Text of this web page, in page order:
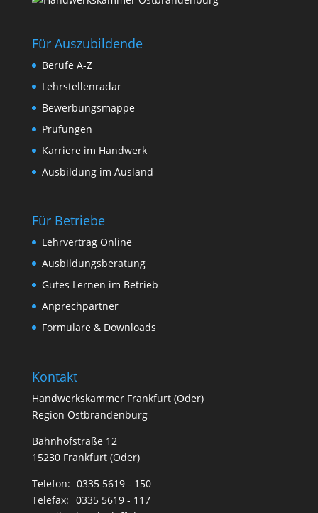
Für Auszubildende
Berufe A-Z
Lehrstellenradar
Bewerbungsmappe
Prüfungen
Karriere im Handwerk
Ausbildung im Ausland
Für Betriebe
Lehrvertrag Online
Ausbildungsberatung
Gutes Lernen im Betrieb
Anprechpartner
Formulare & Downloads
Kontakt
Handwerkskammer Frankfurt (Oder)
Region Ostbrandenburg
Bahnhofstraße 12
15230 Frankfurt (Oder)
Telefon: 0335 5619 - 150
Telefax: 0335 5619 - 117